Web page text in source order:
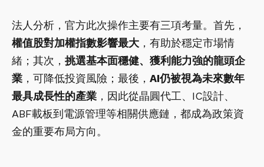
法人分析，官方此次操作主要有三項考量。首先，
權值股對加權指數影響最大 ，有助於穩定市場情
緒；其次， 挑選基本面穩健、獲利能力強的龍頭企
業 ，可降低投資風險；最後， AI仍被視為未來數年
最具成長性的產業 ，因此從晶圓代工、IC設計、
ABF載板到電源管理等相關供應鏈，都成為政策資
金的重要布局方向。